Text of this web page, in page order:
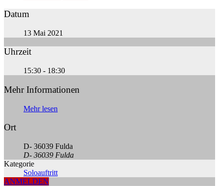
Datum
13 Mai 2021
Uhrzeit
15:30 - 18:30
Mehr Informationen
Mehr lesen
Ort
D- 36039 Fulda
D- 36039 Fulda
Kategorie
Soloauftritt
ANMELDEN